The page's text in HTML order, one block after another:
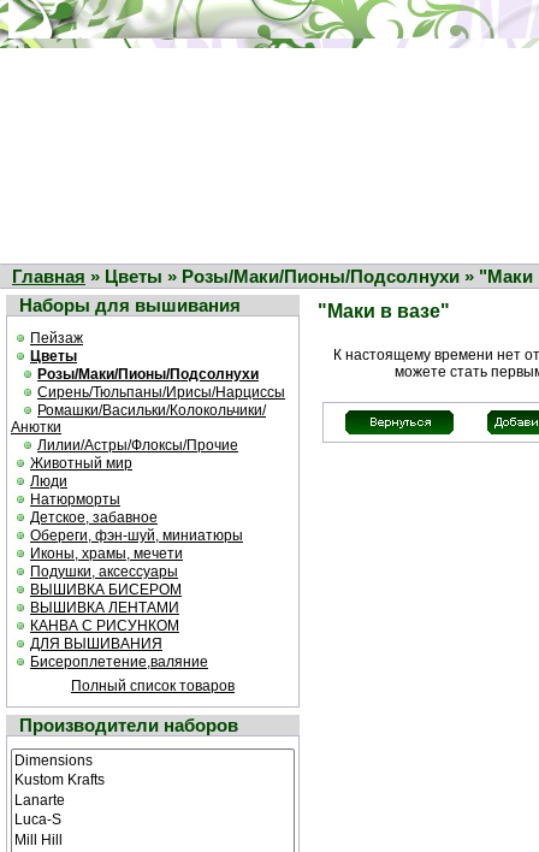
Главная » Цветы » Розы/Маки/Пионы/Подсолнухи » "Маки
Наборы для вышивания
Пейзаж
Цветы
Розы/Маки/Пионы/Подсолнухи
Сирень/Тюльпаны/Ирисы/Нарциссы
Ромашки/Васильки/Колокольчики/
Анютки
Лилии/Астры/Флоксы/Прочие
Животный мир
Люди
Натюрморты
Детское, забавное
Обереги, фэн-шуй, миниатюры
Иконы, храмы, мечети
Подушки, аксессуары
ВЫШИВКА БИСЕРОМ
ВЫШИВКА ЛЕНТАМИ
КАНВА С РИСУНКОМ
ДЛЯ ВЫШИВАНИЯ
Бисероплетение,валяние
Полный список товаров
Производители наборов
"Маки в вазе"
К настоящему времени нет
можете стать